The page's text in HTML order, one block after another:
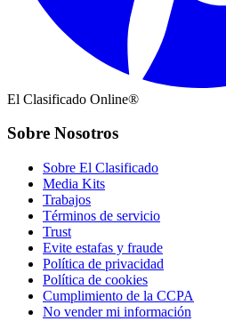
El Clasificado Online®
Sobre Nosotros
Sobre El Clasificado
Media Kits
Trabajos
Términos de servicio
Trust
Evite estafas y fraude
Política de privacidad
Política de cookies
Cumplimiento de la CCPA
No vender mi información